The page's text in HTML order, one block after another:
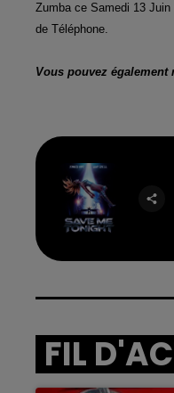
Zumba ce Samedi 13
de Téléphone.
Vous pouvez
FIL